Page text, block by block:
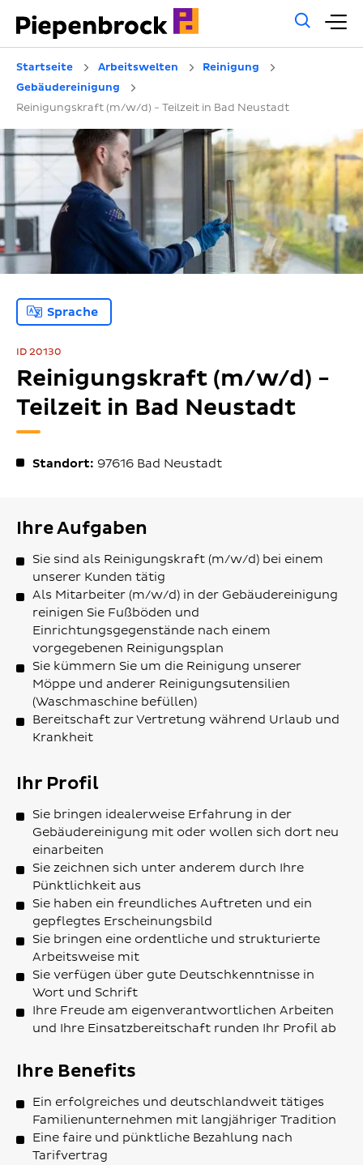
Startseite Arbeitswelten
Reinigung
Gebäudereinigung
Reinigungskraft (m/w/d) - Teilzeit in Bad Neustadt
Sprache
ID 20130
Reinigungskraft (m/w/d) -
Teilzeit in Bad Neustadt
Standort: 97616 Bad Neustadt
Ihre Aufgaben
Sie sind als Reinigungskraft (m/w/d) bei einem
unserer Kunden tätig
Als Mitarbeiter (m/w/d) in der Gebäudereinigung
reinigen Sie Fußböden und
Einrichtungsgegenstände nach einem
vorgegebenen Reinigungsplan
Sie kümmern Sie um die Reinigung unserer
Möppe und anderer Reinigungsutensilien
(Waschmaschine befüllen)
Bereitschaft zur Vertretung während Urlaub und
Krankheit
Ihr Profil
Sie bringen idealerweise Erfahrung in der
Gebäudereinigung mit oder wollen sich dort neu
einarbeiten
Sie zeichnen sich unter anderem durch Ihre
Pünktlichkeit aus
Sie haben ein freundliches Auftreten und ein
gepflegtes Erscheinungsbild
Sie bringen eine ordentliche und strukturierte
Arbeitsweise mit
Sie verfügen über gute Deutschkenntnisse in
Wort und Schrift
Ihre Freude am eigenverantwortlichen Arbeiten
und Ihre Einsatzbereitschaft runden Ihr Profil ab
Ihre Benefits
Ein erfolgreiches und deutschlandweit tätiges
Familienunternehmen mit langjähriger Tradition
Eine faire und pünktliche Bezahlung nach
Tarifvertrag